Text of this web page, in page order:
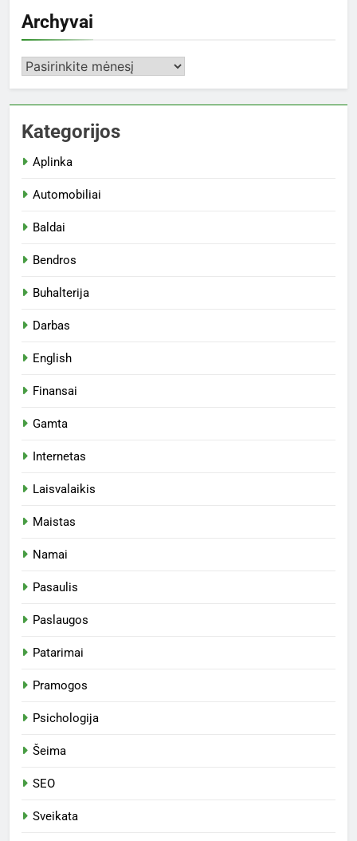
Archyvai
Archyvai
Kategorijos
Aplinka
Automobiliai
Baldai
Bendros
Buhalterija
Darbas
English
Finansai
Gamta
Internetas
Laisvalaikis
Maistas
Namai
Pasaulis
Paslaugos
Patarimai
Pramogos
Psichologija
Šeima
SEO
Sveikata